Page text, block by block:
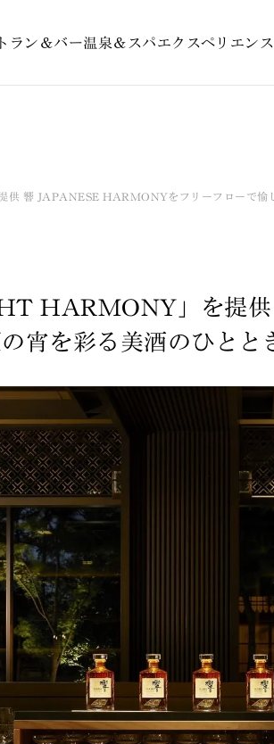
ラン＆バー温泉＆スパエクスペリエンス
響 JAPANESE HARMONYをフリーフローで愉し
HARMONY」を提
宵を彩る美酒のひとと